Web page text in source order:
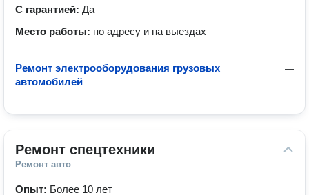
С гарантией: Да
Место работы: по адресу и на выездах
—
Ремонт электрооборудования грузовых
автомобилей
Ремонт спецтехники
Ремонт авто
Опыт: Более 10 лет